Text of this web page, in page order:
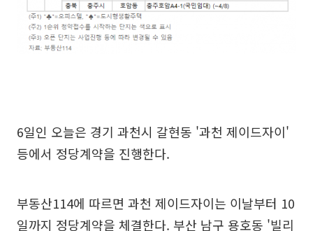
6일인 오늘은 경기 과천시 갈현동 '과천 제이드자이'
등에서 정당계약을 진행한다.
부동산114에 따르면 과천 제이드자이는 이날부터 10
일까지 정당계약을 체결한다. 부산 남구 용호동 '빌리